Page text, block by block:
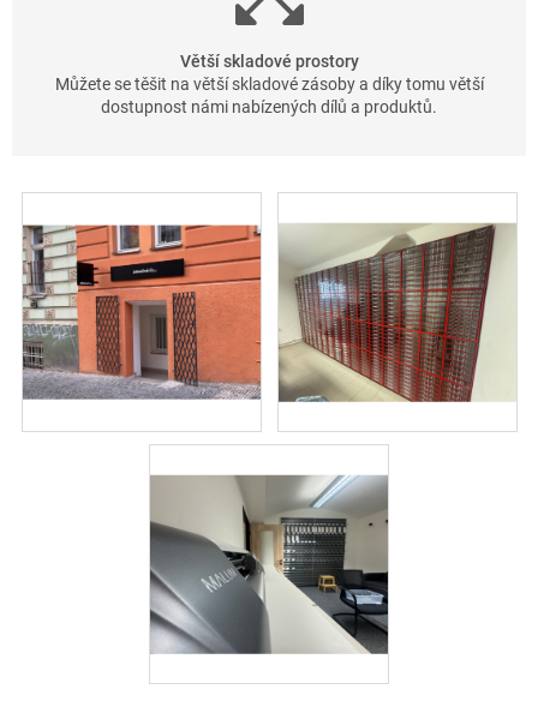
Větší skladové prostory
Můžete se těšit na větší skladové zásoby a díky tomu větší
dostupnost námi nabízených dílů a produktů.